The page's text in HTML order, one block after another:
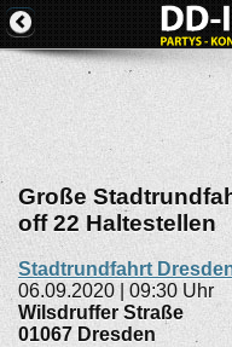
Große
off 22 Haltestellen
Stadtrundfahrt
06.09.2020 | 09:30 Uhr
Wilsdruffer Straße
01067 Dresden